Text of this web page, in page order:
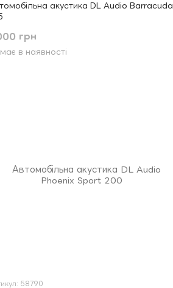
акустика DL Audio Barracuda
грн
в наявності
58790